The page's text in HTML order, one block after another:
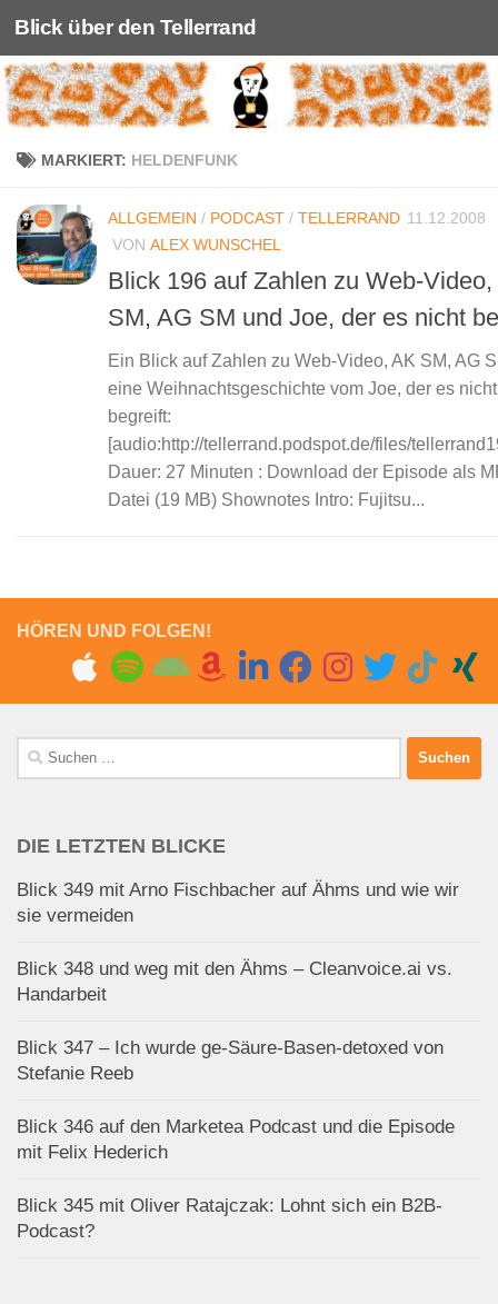
Unter dem Inhalt
Blick über den Tellerrand
MARKIERT: HELDENFUNK
ALLGEMEIN / PODCAST / TELLERRAND 11.12.2008
VON ALEX WUNSCHEL
Blick 196 auf Zahlen zu Web-Video,
SM, AG SM und Joe, der es nicht
Ein Blick auf Zahlen zu Web-Video, AK SM, AG
eine Weihnachtsgeschichte vom Joe, der es nicht
begreift:
[audio:http://tellerrand.podspot.de/files/
Dauer: 27 Minuten : Download der Episode als
Datei (19 MB) Shownotes Intro: Fujitsu...
HÖREN UND FOLGEN!
Suchen
nach:
DIE LETZTEN BLICKE
Blick 349 mit Arno Fischbacher auf Ähms und wie wir
sie vermeiden
Blick 348 und weg mit den Ähms – Cleanvoice.ai vs.
Handarbeit
Blick 347 – Ich wurde ge-Säure-Basen-detoxed von
Stefanie Reeb
Blick 346 auf den Marketea Podcast und die Episode
mit Felix Hederich
Blick 345 mit Oliver Ratajczak: Lohnt sich ein B2B-
Podcast?